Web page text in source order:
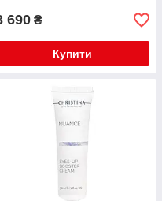
690 ₴
Купити